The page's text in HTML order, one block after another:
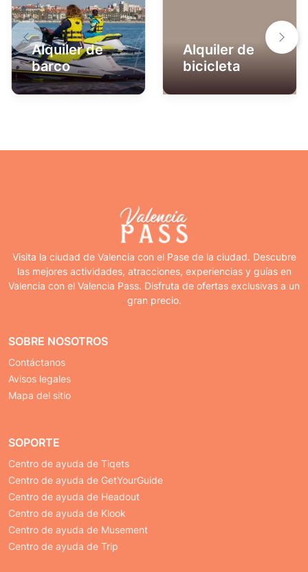
Alquiler de
barco
Alquiler de
bicicleta
Visita la ciudad de Valencia con el Pase de la ciudad. Descubre
las mejores actividades, atracciones, experiencias y guías en
Valencia con el Valencia Pass. Disfruta de ofertas exclusivas a un
gran precio.
SOBRE NOSOTROS
Contáctanos
Avisos legales
Mapa del sitio
SOPORTE
Centro de ayuda de Tiqets
Centro de ayuda de GetYourGuide
Centro de ayuda de Headout
Centro de ayuda de Klook
Centro de ayuda de Musement
Centro de ayuda de Trip